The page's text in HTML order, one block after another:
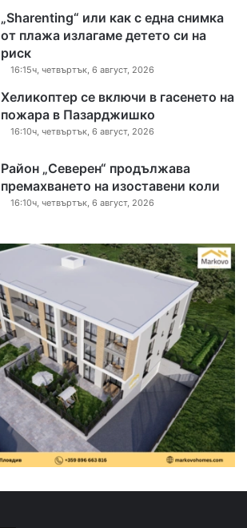
„Sharenting“ или как с една снимка
от плажа излагаме детето си на
риск
16:15ч, четвъртък, 6 август, 2026
Хеликоптер се включи в гасенето на
пожара в Пазарджишко
16:10ч, четвъртък, 6 август, 2026
Район „Северен“ продължава
премахването на изоставени коли
16:10ч, четвъртък, 6 август, 2026